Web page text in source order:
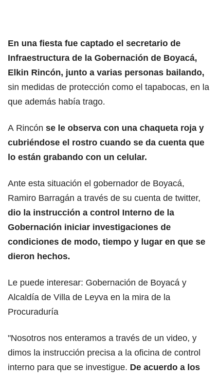
En una fiesta fue captado el secretario de
Infraestructura de la Gobernación de Boyacá,
Elkin Rincón, junto a varias personas bailando,
sin medidas de protección como el tapabocas, en la
que además había trago.
A Rincón se le observa con una chaqueta roja y
cubriéndose el rostro cuando se da cuenta que
lo están grabando con un celular.
Ante esta situación el gobernador de Boyacá,
Ramiro Barragán a través de su cuenta de twitter,
dio la instrucción a control Interno de la
Gobernación iniciar investigaciones de
condiciones de modo, tiempo y lugar en que se
dieron hechos.
Le puede interesar: Gobernación de Boyacá y
Alcaldía de Villa de Leyva en la mira de la
Procuraduría
"Nosotros nos enteramos a través de un video, y
dimos la instrucción precisa a la oficina de control
interno para que se investigue. De acuerdo a los